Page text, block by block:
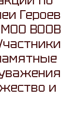
Героев
МОО ВООВ
и